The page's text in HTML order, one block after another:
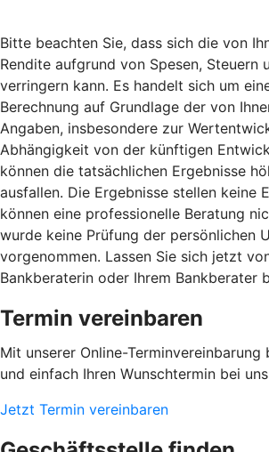
Bitte beachten Sie, dass sich die von
Rendite aufgrund von Spesen, Steuern
verringern kann. Es handelt sich um
Berechnung auf Grundlage der von
Angaben, insbesondere zur
Abhängigkeit von der künftigen
können die tatsächlichen Ergebnisse
ausfallen. Die Ergebnisse stellen keine
können eine professionelle Beratung
wurde keine Prüfung der persönlichen
vorgenommen. Lassen Sie sich jetzt
Bankberaterin oder Ihrem Bankberater
Termin vereinbaren
Mit unserer Online-Terminvereinbarung
und einfach Ihren Wunschtermin bei
Jetzt Termin vereinbaren